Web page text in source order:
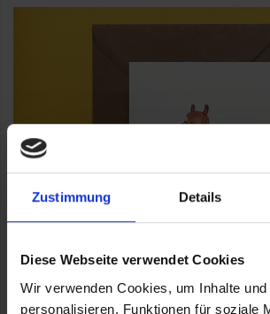
Zustimmung Details
Diese Webseite verwendet Cookies
Wir verwenden Cookies, um Inhalte
personalisieren, Funktionen für soziale
Quelle (Text und Fotos): https://